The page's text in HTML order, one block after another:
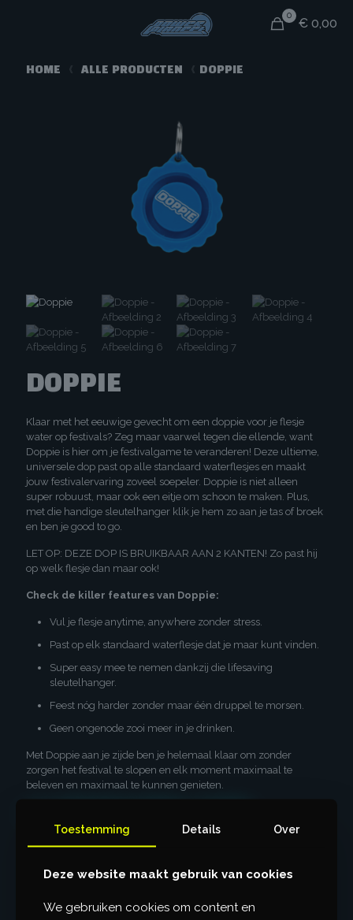
0
€ 0,00
HOME ALLE PRODUCTEN DOPPIE
DOPPIE
Klaar met het eeuwige gevecht om een doppie voor je flesje
water op festivals? Zeg maar vaarwel tegen die ellende, want
Doppie is hier om je festivalgame te veranderen! Deze ultieme,
universele dop past op alle standaard waterflesjes en maakt
jouw festivalervaring zoveel soepeler. Doppie is niet alleen
super robuust, maar ook een eitje om schoon te maken. Plus,
met die handige sleutelhanger klik je hem zo aan je tas of broek
en ben je good to go.
LET OP: DEZE DOP IS BRUIKBAAR AAN 2 KANTEN! Zo past hij
op welk flesje dan maar ook!
Check de killer features van Doppie:
Vul je flesje anytime, anywhere zonder stress.
Past op elk standaard waterflesje dat je maar kunt vinden.
Super easy mee te nemen dankzij die lifesaving
sleutelhanger.
Feest nóg harder zonder maar één druppel te morsen.
Geen ongenode zooi meer in je drinken.
Met Doppie aan je zijde ben je helemaal klaar om zonder
zorgen het festival te slopen en elk moment maximaal te
beleven en maximaal te kunnen genieten.
5,45
Toestemming Details Over
Deze website maakt gebruik van cookies
We gebruiken cookies om content en